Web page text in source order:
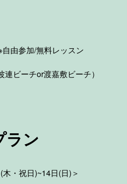
由参加/無料レッスン
ビーチor渡嘉敷ビーチ）
ン
木・祝日)~14日(日)＞